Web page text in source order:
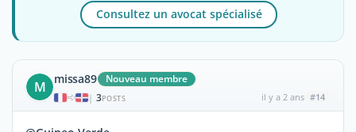
Consultez un avocat spécialisé
M missa89 Nouveau membre
| 3POSTS il y a 2 ans #14